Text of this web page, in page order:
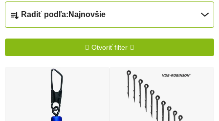
Radenie produktov
Radiť podľa: Najnovšie
Otvoriť filter
Výpis produktov